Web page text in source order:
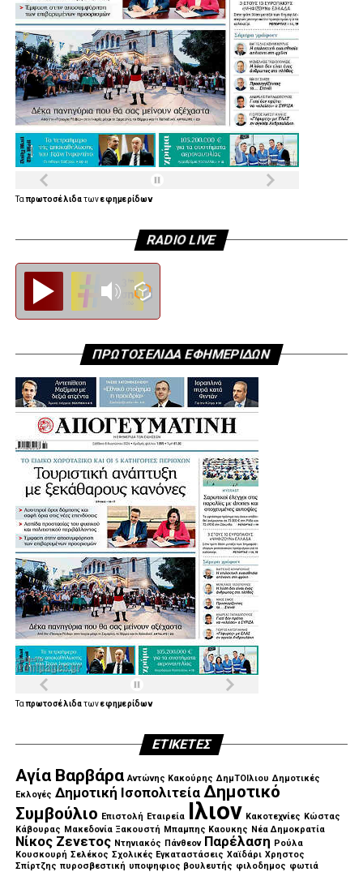
.
Ταπρωτοσέλιδατωνεφημερίδων
RADIO LIVE
ΠΡΩΤΟΣΕΛΙΔΑ ΕΦΗΜΕΡΙΔΩΝ
Ταπρωτοσέλιδατωνεφημερίδων
ΕΤΙΚΈΤΕΣ
Αγία Βαρβάρα Αντώνης Κακούρης ΔημΤΟΙλιου Δημοτικές
Εκλογές Δημοτική Ισοπολιτεία Δημοτικό
Συμβούλιο Επιστολή Εταιρεία Ιλιον Κακοτεχνίες Κώστας
Κάβουρας Μακεδονία Ξακουστή Μπαμπης Καουκης Νέα Δημοκρατία
Νίκος Ζενετος Ντηνιακός Πάνθεον Παρέλαση Ρούλα
Κουσκουρή Σελέκος Σχολικές Εγκαταστάσεις Χαϊδάρι Χρηστος
Σπίρτζης πυροσβεστική υποψηφιος βουλευτής φιλοδημος φωτιά